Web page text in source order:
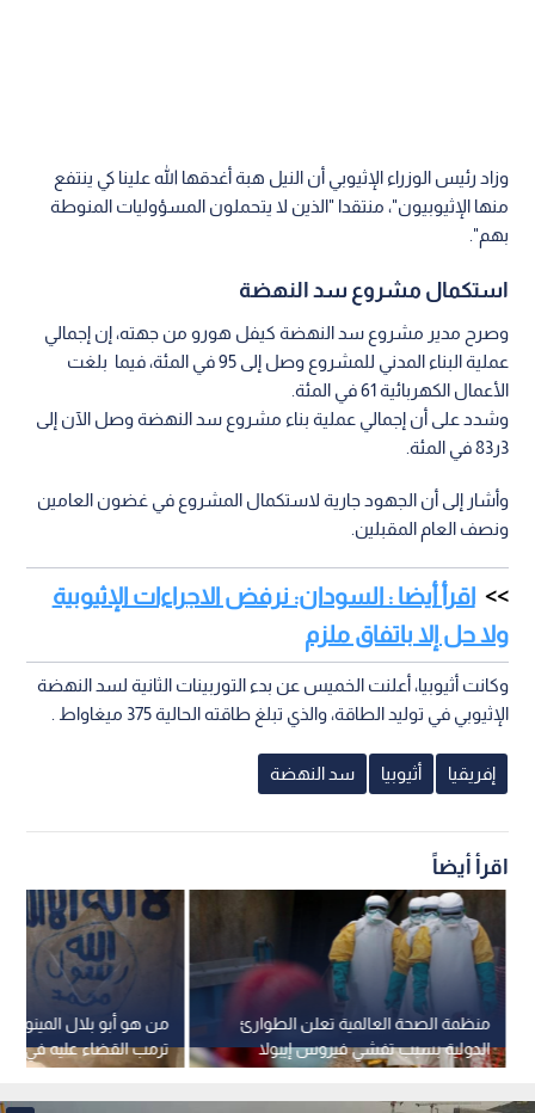
وزاد رئيس الوزراء الإثيوبي أن النيل هبة أغدقها الله علينا كي ينتفع
منها الإثيوبيون"، منتقدا "الذين لا يتحملون المسؤوليات المنوطة
بهم".
استكمال مشروع سد النهضة
وصرح مدير مشروع سد النهضة كيفل هورو من جهته، إن إجمالي
عملية البناء المدني للمشروع وصل إلى 95 في المئة، فيما بلغت
الأعمال الكهربائية 61 في المئة.
وشدد على أن إجمالي عملية بناء مشروع سد النهضة وصل الآن إلى
3ر83 في المئة.
وأشار إلى أن الجهود جارية لاستكمال المشروع في غضون العامين
ونصف العام المقبلين.
اقرأ أيضا : السودان: نرفض الاجراءات الإثيوبية
ولا حل إلا باتفاق ملزم
وكانت أثيوبيا، أعلنت الخميس عن بدء التوربينات الثانية لسد النهضة
الإثيوبي في توليد الطاقة، والذي تبلغ طاقته الحالية 375 ميغاواط .
إفريقيا أثيوبيا سد النهضة
اقرأ أيضاً
من هو أبو بلال المينوكي
ترمب القضاء عليه في
منظمة الصحة العالمية تعلن الطوارئ
الدولية بسبب تفشي فيروس إيبولا
في إفريقيا